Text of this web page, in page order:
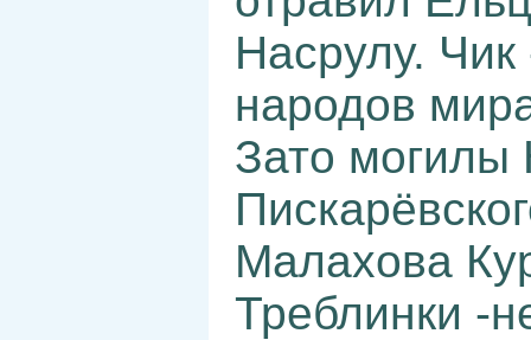
Насрулу.
народов
Зато могилы
Малахова
Треблинки -